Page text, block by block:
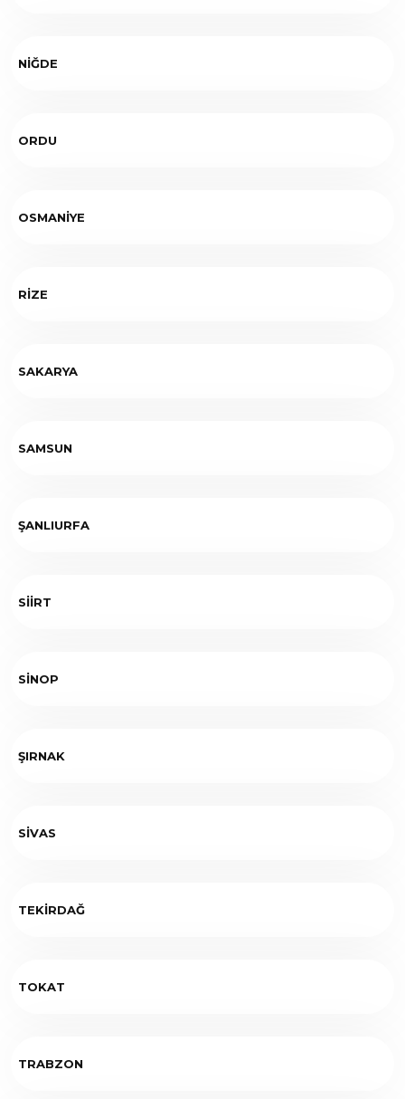
NİĞDE
ORDU
OSMANİYE
RİZE
SAKARYA
SAMSUN
ŞANLIURFA
SİİRT
SİNOP
ŞIRNAK
SİVAS
TEKİRDAĞ
TOKAT
TRABZON